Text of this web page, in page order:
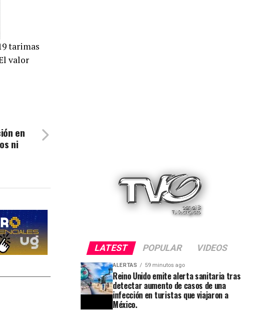
tarimas
valor
en
ni
LATEST POPULAR VIDEOS
ALERTAS 59 minutos ago
Reino Unido emite alerta sanitaria tras
detectar aumento de casos de una
infección en turistas que viajaron a
México.